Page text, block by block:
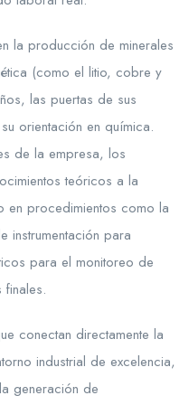
la producción de minerales
(como el litio, cobre y
las puertas de sus
orientación en química.
de la empresa, los
teóricos a la
en procedimientos como la
instrumentación para
para el monitoreo de
conectan directamente la
industrial de excelencia,
generación de